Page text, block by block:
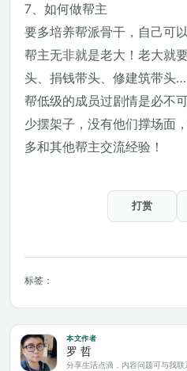
7、如何做帮主
要多培养帮派骨干，自己可
帮主无非就是老大！老大就
头、捐钱带头、修建筑带头
帮低级的成员过剧情是必不
少摆架子，没有他们撑场面
多和其他帮主交流经验！
打赏
标签：
本文作者
罗 哲